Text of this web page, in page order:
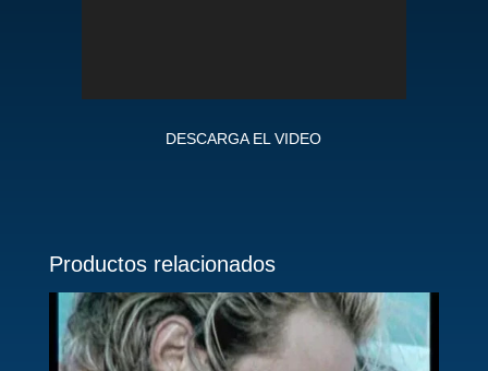
DESCARGA EL VIDEO
Productos relacionados